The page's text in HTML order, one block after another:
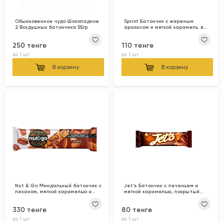
Обыкновенное чудо Шоколадное
2 Воздушных батончика 55гр
250 тенге
за 1 шт
В корзину
Sprint Батончик с жареным
арахисом и мягкой карамель. в
110 тенге
за 1 шт
В корзину
Nut & Go Миндальный батончик с
пеканом, мягкой карамелью и
330 тенге
за 1 шт
Jet's Батончик с печеньем и
мягкой карамелью, покрытый
80 тенге
за 1 шт